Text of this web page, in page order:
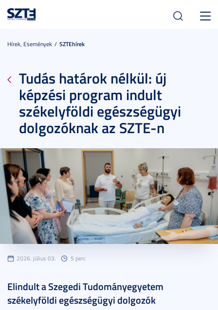
Hírek, Események SZTEhírek
Tudás határok nélkül: új
képzési program indult
székelyföldi egészségügyi
dolgozóknak az SZTE-n
2026. július 03. 5 perc
Elindult a Szegedi Tudományegyetem
székelyföldi egészségügyi dolgozók